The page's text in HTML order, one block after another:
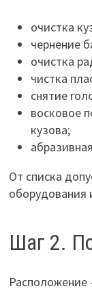
очистка
чернение
очистка
чистка
снятие
восковое
кузова;
От списка
оборудования
Шаг 2.